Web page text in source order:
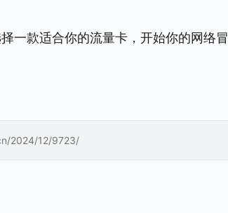
一款适合你的流量卡，开始你的网络冒
2024/12/9723/